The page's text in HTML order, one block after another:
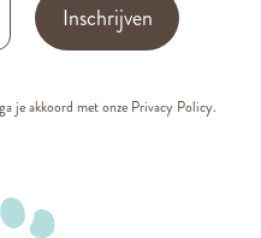
Inschrijven
je akkoord met onze Privacy Policy.